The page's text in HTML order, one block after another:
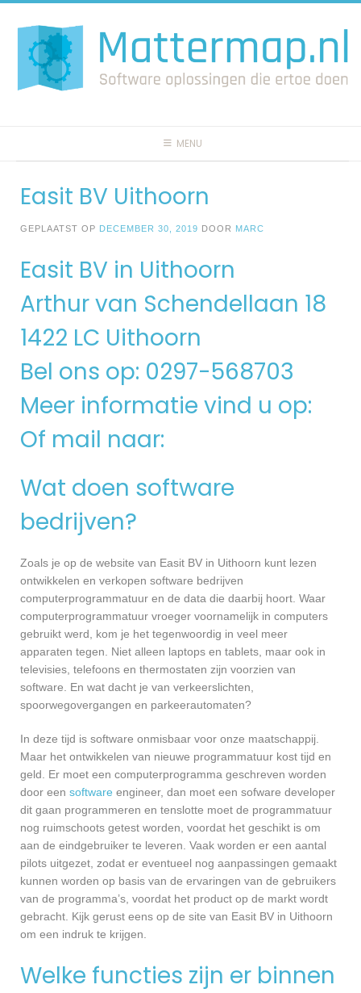
naar
inhoud
MENU
Easit BV Uithoorn
GEPLAATST OP DECEMBER 30, 2019 DOOR MARC
Easit BV in Uithoorn
Arthur van Schendellaan 18
1422 LC Uithoorn
Bel ons op: 0297-568703
Meer informatie vind u op:
Of mail naar:
Wat doen software
bedrijven?
Zoals je op de website van Easit BV in Uithoorn kunt lezen
ontwikkelen en verkopen software bedrijven
computerprogrammatuur en de data die daarbij hoort. Waar
computerprogrammatuur vroeger voornamelijk in computers
gebruikt werd, kom je het tegenwoordig in veel meer
apparaten tegen. Niet alleen laptops en tablets, maar ook in
televisies, telefoons en thermostaten zijn voorzien van
software. En wat dacht je van verkeerslichten,
spoorwegovergangen en parkeerautomaten?
In deze tijd is software onmisbaar voor onze maatschappij.
Maar het ontwikkelen van nieuwe programmatuur kost tijd en
geld. Er moet een computerprogramma geschreven worden
door een software engineer, dan moet een sofware developer
dit gaan programmeren en tenslotte moet de programmatuur
nog ruimschoots getest worden, voordat het geschikt is om
aan de eindgebruiker te leveren. Vaak worden er een aantal
pilots uitgezet, zodat er eventueel nog aanpassingen gemaakt
kunnen worden op basis van de ervaringen van de gebruikers
van de programma’s, voordat het product op de markt wordt
gebracht. Kijk gerust eens op de site van Easit BV in Uithoorn
om een indruk te krijgen.
Welke functies zijn er binnen